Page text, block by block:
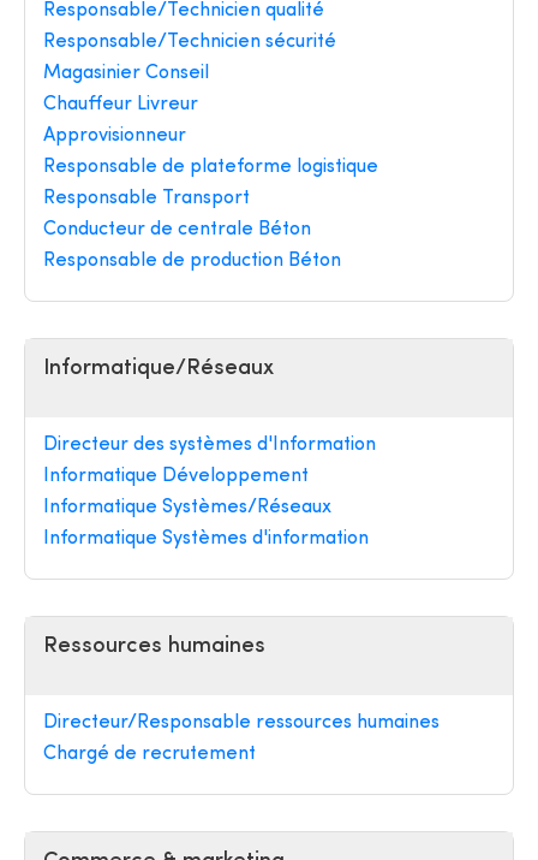
Responsable/Technicien qualité
Responsable/Technicien sécurité
Magasinier Conseil
Chauffeur Livreur
Approvisionneur
Responsable de plateforme logistique
Responsable Transport
Conducteur de centrale Béton
Responsable de production Béton
Informatique/Réseaux
Directeur des systèmes d'Information
Informatique Développement
Informatique Systèmes/Réseaux
Informatique Systèmes d'information
Ressources humaines
Directeur/Responsable ressources humaines
Chargé de recrutement